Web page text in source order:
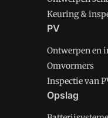
Keuring &
PV
Ontwerpen en
Omvormers
Inspectie van
Opslag